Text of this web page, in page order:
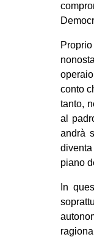
conto
tanto,
al
andrà
piano
In